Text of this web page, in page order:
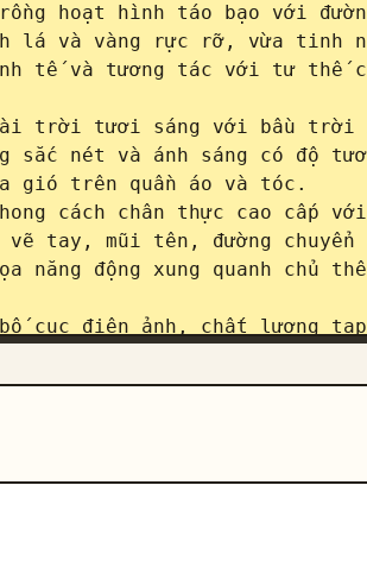
hoạt hình táo bạo với
lá và vàng rực rỡ, vừa tinh
tế và tương tác với tư thế
trời tươi sáng với bầu trời
sắc nét và ánh sáng có độ
gió trên quần áo và tóc.
cách chân thực cao cấp
tay, mũi tên, đường chuyển
năng động xung quanh chủ
cục điện ảnh, chất lượng